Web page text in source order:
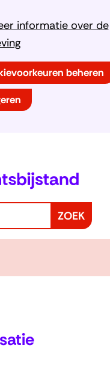
informatie over de
beheren
ZOEK